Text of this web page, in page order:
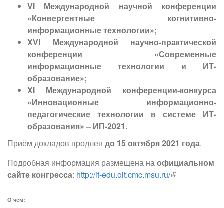
VI Международной научной конференции
«Конвергентные когнитивно-
информационные технологии»;
XVI Международной научно-практической
конференции «Современные
информационные технологии и ИТ-
образование»;
XI Международной конференции-конкурса
«Инновационные информационно-
педагогические технологии в системе ИТ-
образования» – ИП-2021.
Приём докладов продлен до 15 октября 2021 года.
Подробная информация размещена наофициальном
сайте конгресса: http://it-edu.oit.cmc.msu.ru/(внешняя
О чем: